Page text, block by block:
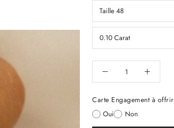
Taille 48
0.10 Carat
Carte Engagement à offrir
Oui
Non